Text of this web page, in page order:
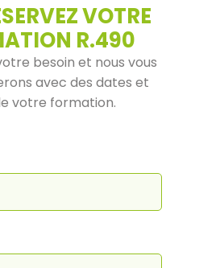
VOTRE
R.490
besoin et nous vous
avec des dates et
votre formation.